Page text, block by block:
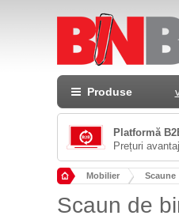
Produse
Platformă
Prețuri
Mobilier Scaune
Scaun de